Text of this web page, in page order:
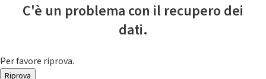
C'è un problema con il recupero dei
dati.
Per favore riprova.
Riprova